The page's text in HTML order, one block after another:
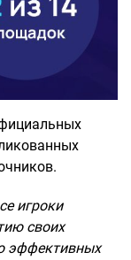
игроки
своих
эффективных